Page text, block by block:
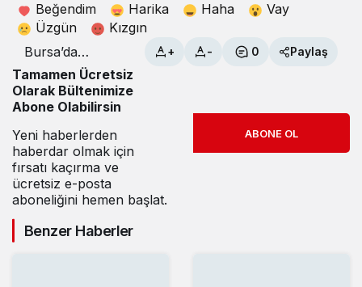
Beğendim
Harika Haha
Vay
Üzgün
Kızgın
Bursa’da
görüntü: Çok
sayıda hayvan
kafası bulundu
+ - 0 Paylaş
Tamamen Ücretsiz
Olarak Bültenimize
Abone Olabilirsin
Yeni haberlerden
haberdar olmak için
fırsatı kaçırma ve
ücretsiz e-posta
aboneliğini hemen başlat.
ABONE OL
Benzer Haberler